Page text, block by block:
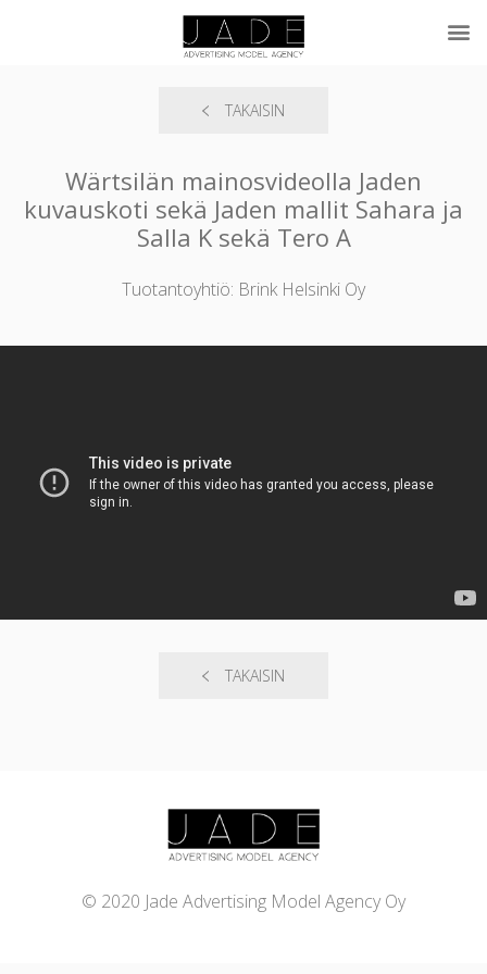
TAKAISIN
Wärtsilän mainosvideolla Jaden
kuvauskoti sekä Jaden mallit Sahara ja
Salla K sekä Tero A
Tuotantoyhtiö: Brink Helsinki Oy
TAKAISIN
© 2020 Jade Advertising Model Agency Oy